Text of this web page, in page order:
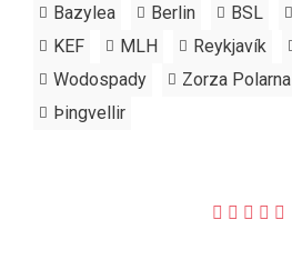
Bazylea Berlin BSL
KEF
MLH Reykjavík
Wodospady
Zorza Polarna
Þingvellir